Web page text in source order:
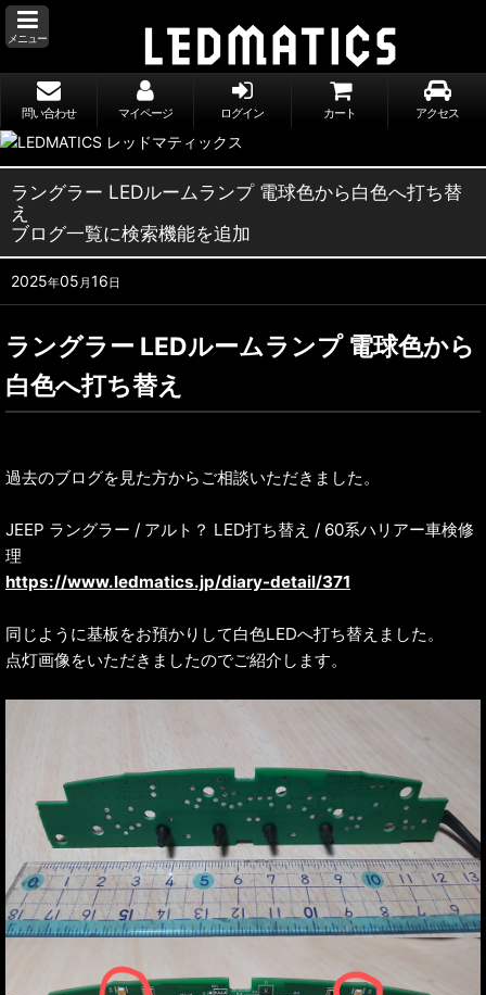
メニュー
問い合わせ マイページ ログイン カート アクセス
ラングラー LEDルームランプ 電球色から白色へ打ち替
え
ブログ一覧に検索機能を追加
2025年05 月16日
ラングラー LEDルームランプ 電球色から
白色へ打ち替え
過去のブログを見た方からご相談いただきました。
JEEP ラングラー / アルト？ LED打ち替え / 60系ハリアー車検修
理
https://www.ledmatics.jp/diary-detail/371
同じように基板をお預かりして白色LEDへ打ち替えました。
点灯画像をいただきましたのでご紹介します。